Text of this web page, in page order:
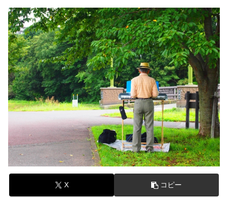
X コピー